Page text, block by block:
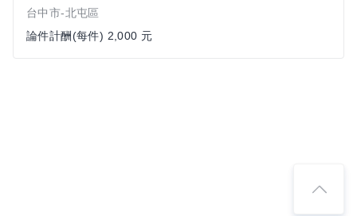
台中市-北屯區
論件計酬(每件) 2,000 元